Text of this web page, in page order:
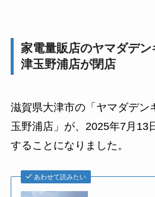
家電量販店のヤマダデ
津玉野浦店が閉店
滋賀県大津市の「ヤマダデン
玉野浦店」が、2025年7月13
することになりました。
あわせて読みたい